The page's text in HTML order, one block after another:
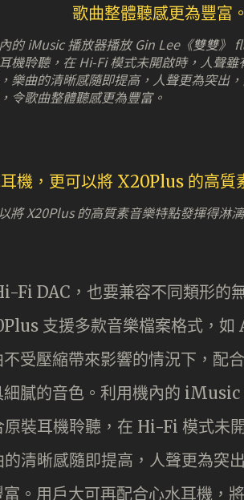
的 iMusic 播放器播放 Gin Lee《雙雙》
機聆聽，在 Hi-Fi 模式未開啟時，人聲
樂曲的清晰感隨即提高，人聲更為突出
令歌曲整體聽感更為豐富。
將 X20Plus 的高質素音樂特點發揮得淋
Fi DAC，也要兼容不同類形的
支援多款音樂檔案格式，如
受壓縮帶來影響的情況下，配
膩的音色。利用機內的 iMusic
裝耳機聆聽，在 Hi-Fi 模式未
清晰感隨即提高，人聲更為突
。用戶大可再配合心水耳機，